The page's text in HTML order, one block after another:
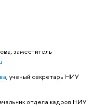
заместитель
, ученый секретарь НИУ
отдела кадров НИУ